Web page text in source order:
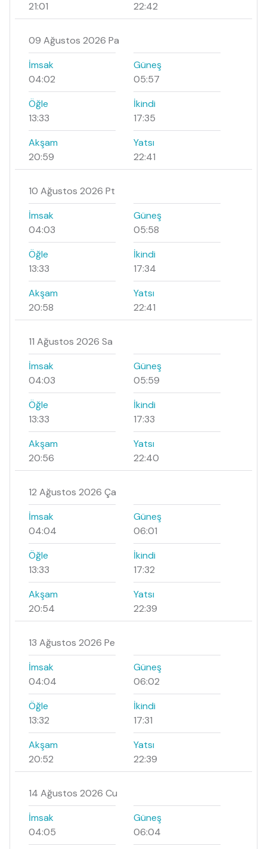
21:01 22:42
09 Ağustos 2026 Pa
İmsak
04:02
Güneş
05:57
Öğle
13:33
İkindi
17:35
Akşam
20:59
Yatsı
22:41
10 Ağustos 2026 Pt
İmsak
04:03
Güneş
05:58
Öğle
13:33
İkindi
17:34
Akşam
20:58
Yatsı
22:41
11 Ağustos 2026 Sa
İmsak
04:03
Güneş
05:59
Öğle
13:33
İkindi
17:33
Akşam
20:56
Yatsı
22:40
12 Ağustos 2026 Ça
İmsak
04:04
Güneş
06:01
Öğle
13:33
İkindi
17:32
Akşam
20:54
Yatsı
22:39
13 Ağustos 2026 Pe
İmsak
04:04
Güneş
06:02
Öğle
13:32
İkindi
17:31
Akşam
20:52
Yatsı
22:39
14 Ağustos 2026 Cu
İmsak
04:05
Güneş
06:04